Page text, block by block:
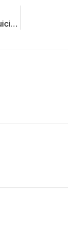
Invita UAEMéx a Foro de Prevención del Suicidio